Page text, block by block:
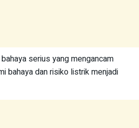
serius yang mengancam
bahaya dan risiko listrik menjadi